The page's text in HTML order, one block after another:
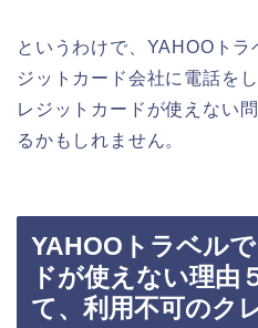
というわけで、YAHOOト
ジットカード会社に電話を
レジットカードが使えない
るかもしれません。
YAHOOトラベル
ドが使えない理由
て、利用不可のク